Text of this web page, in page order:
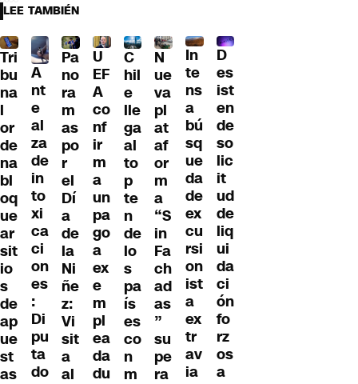
LEE TAMBIÉN
Tri
bu
na
l
or
de
na
bl
oq
ue
ar
sit
io
s
de
ap
ue
st
as
A
nt
e
al
za
de
in
to
xi
ca
ci
on
es
:
Di
pu
ta
do
Pa
no
ra
m
as
po
r
el
Dí
a
de
la
Ni
ñe
z:
Vi
sit
a
al
U
EF
A
co
nf
ir
m
a
un
pa
go
a
ex
e
m
pl
ea
da
du
C
hil
e
lle
ga
al
to
p
te
n
de
lo
s
pa
ís
es
co
n
m
N
ue
va
pl
at
af
or
m
a
“S
in
Fa
ch
ad
as
”
su
pe
ra
In
te
ns
a
bú
sq
ue
da
de
ex
cu
rsi
on
ist
a
ex
tr
av
ia
D
es
ist
en
de
so
lic
it
ud
de
liq
ui
da
ci
ón
fo
rz
os
a